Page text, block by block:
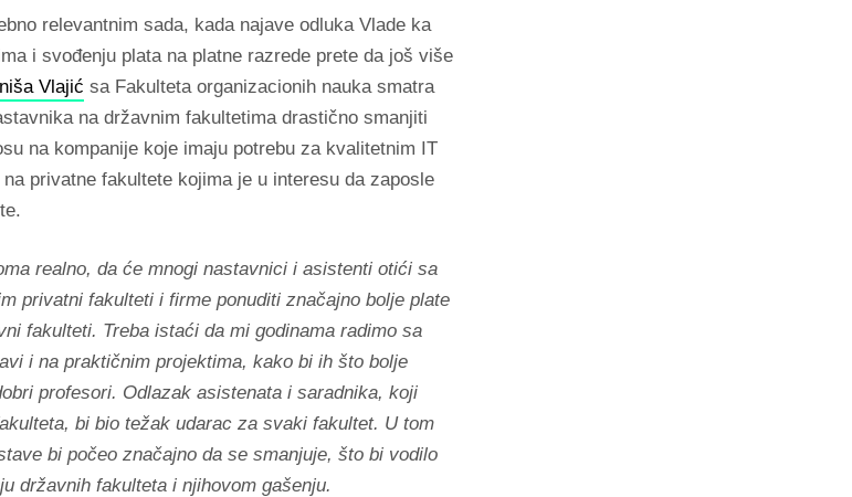
relevantnim sada, kada najave odluka Vlade ka
i svođenju plata na platne razrede prete da još više
Vlajić sa Fakulteta organizacionih nauka smatra
na državnim fakultetima drastično smanjiti
na kompanije koje imaju potrebu za kvalitetnim IT
privatne fakultete kojima je u interesu da zaposle
realno, da će mnogi nastavnici i asistenti otići sa
privatni fakulteti i firme ponuditi značajno bolje plate
fakulteti. Treba istaći da mi godinama radimo sa
i na praktičnim projektima, kako bi ih što bolje
profesori. Odlazak asistenata i saradnika, koji
bi bio težak udarac za svaki fakultet. U tom
bi počeo značajno da se smanjuje, što bi vodilo
državnih fakulteta i njihovom gašenju.